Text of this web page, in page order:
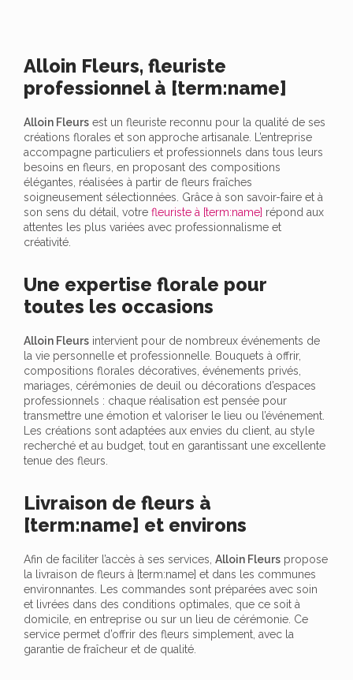
Alloin Fleurs, fleuriste
professionnel à [term:name]
Alloin Fleurs est un fleuriste reconnu pour la qualité de ses
créations florales et son approche artisanale. L’entreprise
accompagne particuliers et professionnels dans tous leurs
besoins en fleurs, en proposant des compositions
élégantes, réalisées à partir de fleurs fraîches
soigneusement sélectionnées. Grâce à son savoir-faire et à
son sens du détail, votre fleuriste à [term:name] répond aux
attentes les plus variées avec professionnalisme et
créativité.
Une expertise florale pour
toutes les occasions
Alloin Fleurs intervient pour de nombreux événements de
la vie personnelle et professionnelle. Bouquets à offrir,
compositions florales décoratives, événements privés,
mariages, cérémonies de deuil ou décorations d’espaces
professionnels : chaque réalisation est pensée pour
transmettre une émotion et valoriser le lieu ou l’événement.
Les créations sont adaptées aux envies du client, au style
recherché et au budget, tout en garantissant une excellente
tenue des fleurs.
Livraison de fleurs à
[term:name] et environs
Afin de faciliter l’accès à ses services, Alloin Fleurs propose
la livraison de fleurs à [term:name] et dans les communes
environnantes. Les commandes sont préparées avec soin
et livrées dans des conditions optimales, que ce soit à
domicile, en entreprise ou sur un lieu de cérémonie. Ce
service permet d’offrir des fleurs simplement, avec la
garantie de fraîcheur et de qualité.